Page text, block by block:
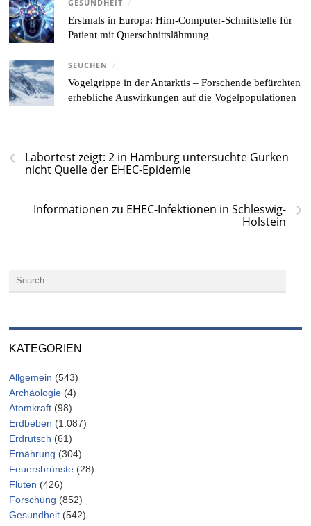
GESUNDHEIT /
Erstmals in Europa: Hirn-Computer-Schnittstelle für
Patient mit Querschnittslähmung
SEUCHEN /
Vogelgrippe in der Antarktis – Forschende befürchten
erhebliche Auswirkungen auf die Vogelpopulationen
‹
Labortest zeigt: 2 in Hamburg untersuchte Gurken
nicht Quelle der EHEC-Epidemie
›
Informationen zu EHEC-Infektionen in Schleswig-
Holstein
KATEGORIEN
Allgemein (543)
Archäologie (4)
Atomkraft (98)
Erdbeben (1.087)
Erdrutsch (61)
Ernährung (304)
Feuersbrünste (28)
Fluten (426)
Forschung (852)
Gesundheit (542)